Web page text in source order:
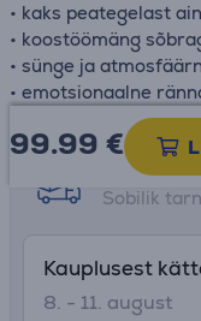
• kaks peategelast
• koostöömäng
• sünge ja
• emotsionaalne
99.99 €
Tarne
Sobilik
Kauplusest
8. - 11. august